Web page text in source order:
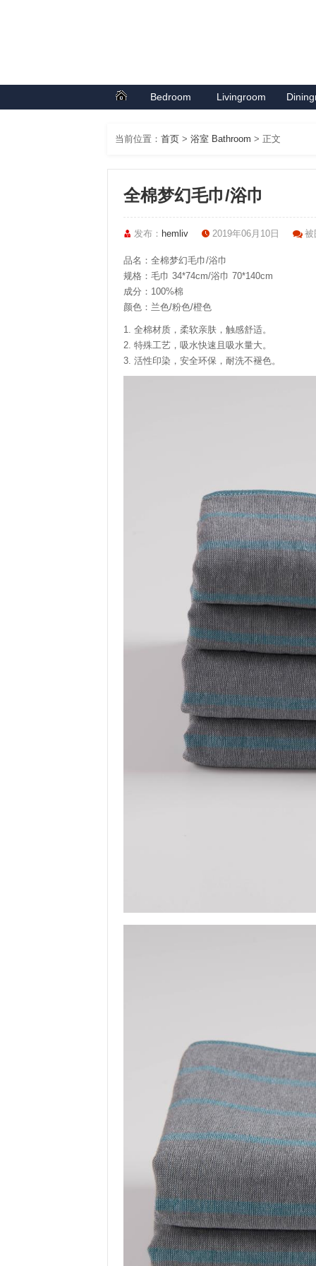
Bedroom Livingroom
当前位置： 首页 > 浴室 Bathroom > 正文
全棉梦幻毛巾/浴巾
发布： hemliv 2019年06月10日 被
品名：全棉梦幻毛巾/浴巾
规格：毛巾 34*74cm/浴巾 70*140cm
成分：100%棉
颜色：兰色/粉色/橙色
1. 全棉材质，柔软亲肤，触感舒适。
2. 特殊工艺，吸水快速且吸水量大。
3. 活性印染，安全环保，耐洗不褪色。